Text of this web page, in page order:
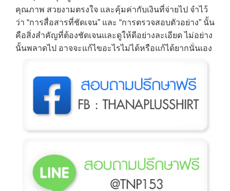
คุณภาพ สวยงามตรงใจ และคุ้มค่ากับเงินที่จ่ายไป จำไว้
ว่า “การสื่อสารที่ชัดเจน” และ “การตรวจสอบตัวอย่าง” นั้น
คือสิ่งสำคัญที่ต้องชัดเจนและดูให้ดีอย่างละเอียด ไม่อย่าง
นั้นพลาดไป อาจจะแก้ไขอะไรไม่ได้หรือแก้ได้ยากนั่นเอง